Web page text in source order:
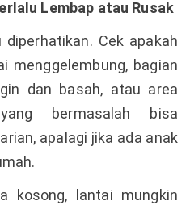
Lembap atau Rusak
Cek apakah
menggelembung, bagian
dan basah, atau area
bermasalah bisa
apalagi jika ada anak
kosong, lantai mungkin